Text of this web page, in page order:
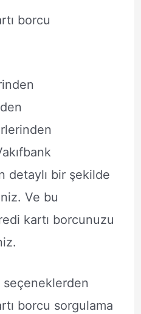
borcu
detaylı bir şekilde
Ve bu
kartı borcunuzu
seçeneklerden
borcu sorgulama